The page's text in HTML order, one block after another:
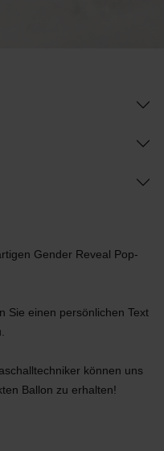
Gender Reveal Pop-
Sie einen persönlichen Text
können uns
Ballon zu erhalten!